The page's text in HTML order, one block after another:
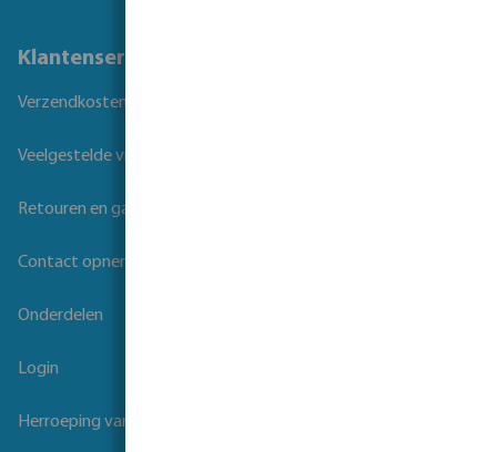
Klantenservice
Verzendkosten
Veelgestelde vragen
Retouren en garantie
Contact opnemen
Onderdelen
Login
Herroeping van overeenkomst